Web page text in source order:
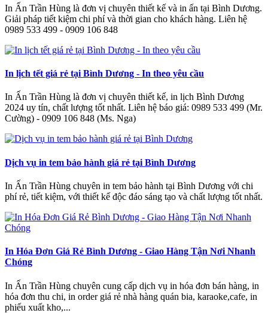
In Ấn Trần Hùng là đơn vị chuyên thiết kế và in ấn tại Bình Dương.
Giải pháp tiết kiệm chi phí và thời gian cho khách hàng. Liên hệ
0989 533 499 - 0909 106 848
In lịch tết giá rẻ tại Bình Dương - In theo yêu cầu
In Ấn Trần Hùng là đơn vị chuyên thiết kế, in lịch Bình Dương
2024 uy tín, chất lượng tốt nhất. Liên hệ báo giá: 0989 533 499 (Mr.
Cường) - 0909 106 848 (Ms. Nga)
Dịch vụ in tem bảo hành giá rẻ tại Bình Dương
In Ấn Trần Hùng chuyên in tem bảo hành tại Bình Dương với chi
phí rẻ, tiết kiệm, với thiết kế độc đáo sáng tạo và chất lượng tốt nhất.
In Hóa Đơn Giá Rẻ Bình Dương - Giao Hàng Tận Nơi Nhanh
Chóng
In Ấn Trần Hùng chuyên cung cấp dịch vụ in hóa đơn bán hàng, in
hóa đơn thu chi, in order giá rẻ nhà hàng quán bia, karaoke,cafe, in
phiếu xuất kho,...